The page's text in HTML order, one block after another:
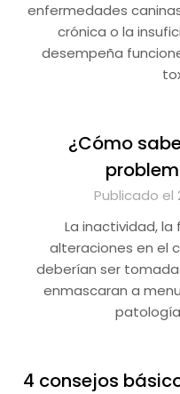
enfermedades
crónica o la
desempeña
¿Cómo
Publicado el
La inactividad,
alteraciones en el
deberían ser
enmascaran a
4 consejos